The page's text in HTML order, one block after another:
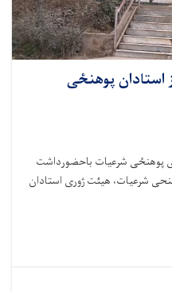
پوهنځی
ځی شرعیات باحضورداشت
شرعیات، هیئت ژوری استادان